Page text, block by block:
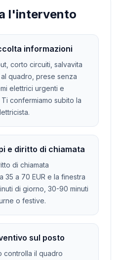
l'intervento
informazioni
corto circuiti, salvavita
quadro, prese senza
elettrici urgenti e
confermiamo subito la
e diritto di chiamata
di chiamata
35 a 70 EUR e la finestra
di giorno, 30-90 minuti
o festive.
sul posto
controlla il quadro